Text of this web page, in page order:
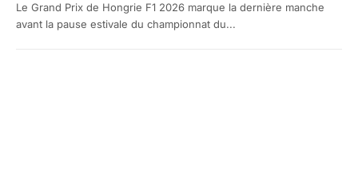
Le Grand Prix de Hongrie F1 2026 marque la dernière manche
avant la pause estivale du championnat du...